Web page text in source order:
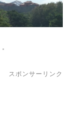
スポンサーリンク